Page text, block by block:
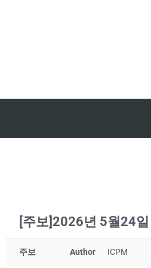
[주보]2026년 5월24일
주보 Author ICPM